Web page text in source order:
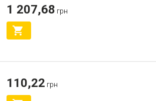
1 207,68 грн
110,22 грн